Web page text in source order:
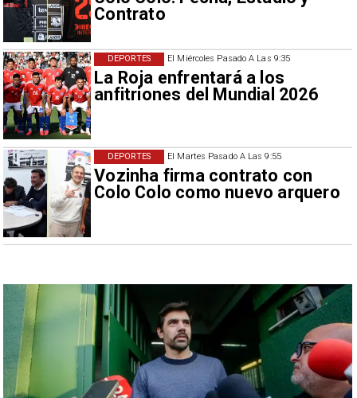
Contrato
El Miércoles Pasado A Las 9:35
La Roja enfrentará a los
anfitriones del Mundial 2026
DEPORTES
El Martes Pasado A Las 9:55
Vozinha firma contrato con
Colo Colo como nuevo arquero
DEPORTES